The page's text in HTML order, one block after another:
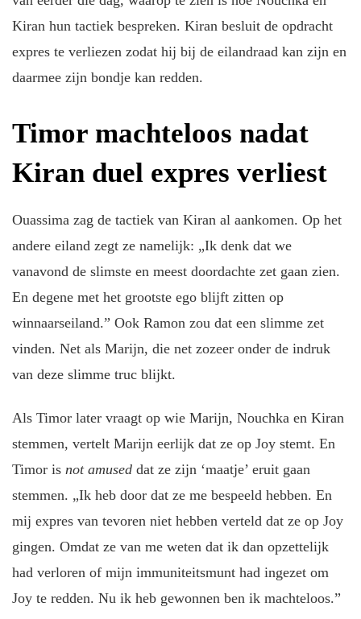
Kiran hun tactiek bespreken. Kiran besluit de opdracht
expres te verliezen zodat hij bij de eilandraad kan zijn en
daarmee zijn bondje kan redden.
Timor machteloos nadat
Kiran duel expres verliest
Ouassima zag de tactiek van Kiran al aankomen. Op het
andere eiland zegt ze namelijk: „Ik denk dat we
vanavond de slimste en meest doordachte zet gaan zien.
En degene met het grootste ego blijft zitten op
winnaarseiland.” Ook Ramon zou dat een slimme zet
vinden. Net als Marijn, die net zozeer onder de indruk
van deze slimme truc blijkt.
Als Timor later vraagt op wie Marijn, Nouchka en Kiran
stemmen, vertelt Marijn eerlijk dat ze op Joy stemt. En
Timor is not amused dat ze zijn ‘maatje’ eruit gaan
stemmen. „Ik heb door dat ze me bespeeld hebben. En
mij expres van tevoren niet hebben verteld dat ze op Joy
gingen. Omdat ze van me weten dat ik dan opzettelijk
had verloren of mijn immuniteitsmunt had ingezet om
Joy te redden. Nu ik heb gewonnen ben ik machteloos.”